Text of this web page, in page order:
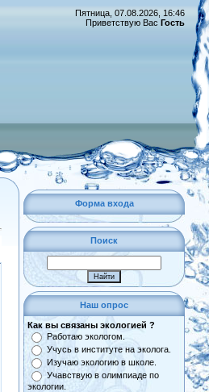
Пятница, 07.08.2026, 16:46
Приветствую Вас Гость
Форма входа
Поиск
Наш опрос
Как вы связаны экологией ?
Работаю экологом.
Учусь в институте на эколога.
Изучаю экологию в школе.
Учавствую в олимпиаде по
экологии.